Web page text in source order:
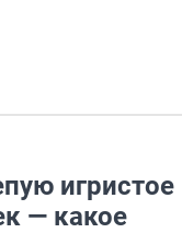
игристое
— какое